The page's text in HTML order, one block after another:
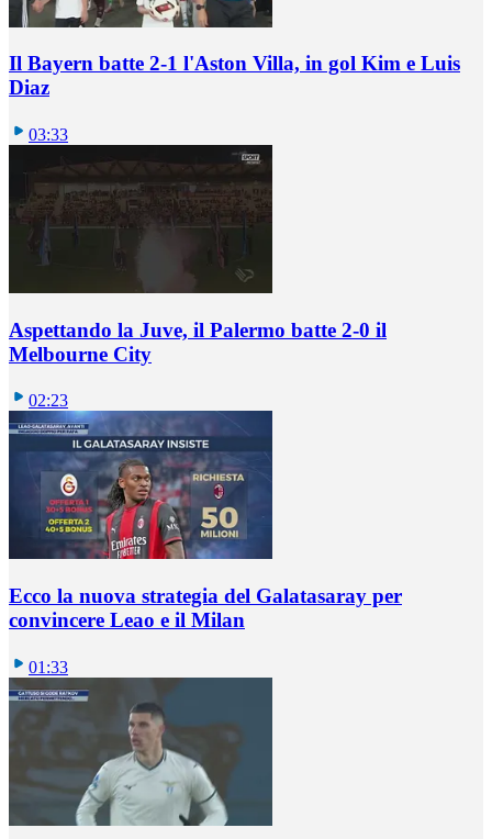
Il Bayern batte 2-1 l'Aston Villa, in gol Kim e Luis
Diaz
03:33
Aspettando la Juve, il Palermo batte 2-0 il
Melbourne City
02:23
Ecco la nuova strategia del Galatasaray per
convincere Leao e il Milan
01:33